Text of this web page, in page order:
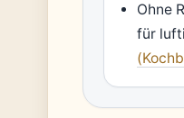
Ohne
für